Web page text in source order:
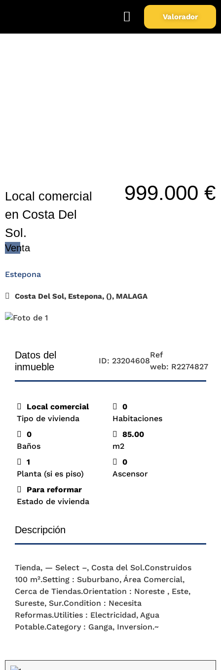
Valorador
Local comercial
en Costa Del
Sol.
999.000 €
Venta
Estepona
Costa Del Sol, Estepona, (), MALAGA
Datos del
inmueble
ID: 23204608
Ref
web: R2274827
Local comercial
Tipo de vivienda
0
Habitaciones
0
Baños
85.00
m2
1
Planta (si es piso)
0
Ascensor
Para reformar
Estado de vivienda
Descripción
Tienda, — Select –, Costa del Sol.Construidos
100 m².Setting : Suburbano, Área Comercial,
Cerca de Tiendas.Orientation : Noreste , Este,
Sureste, Sur.Condition : Necesita
Reformas.Utilities : Electricidad, Agua
Potable.Category : Ganga, Inversion.~